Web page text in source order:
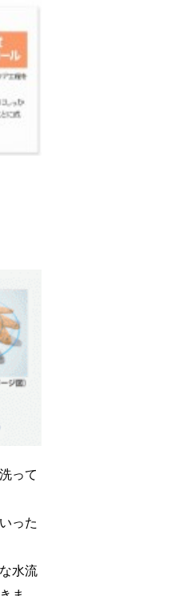
って
った
水流